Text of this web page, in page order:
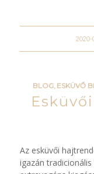
2020-
/
BLOG, ESKÜVŐ
Az esküvői
igazán